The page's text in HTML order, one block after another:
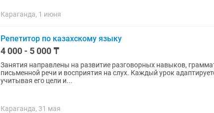
Караганда, 1 июня
Репетитор по казахскому языку
4 000 - 5 000 ₸
Занятия направлены на развитие разговорных навыков,
письменной речи и восприятия на слух. Каждый урок
учитывая его цели и...
Караганда, 31 мая